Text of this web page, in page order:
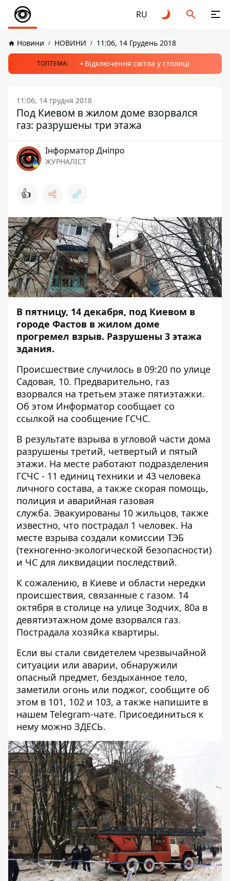
RU
Новини НОВИНИ 11:06, 14 Грудень 2018
ТОПТЕМА: Відключення світла у столиці
11:06, 14 грудня 2018
Под Киевом в жилом доме взорвался
газ: разрушены три этажа
Інформатор Дніпро
ЖУРНАЛІСТ
👍
В пятницу, 14 декабря, под Киевом в
городе Фастов в жилом доме
прогремел взрыв. Разрушены 3 этажа
здания.
Происшествие случилось в 09:20 по улице
Садовая, 10. Предварительно, газ
взорвался на третьем этаже пятиэтажки.
Об этом Информатор сообщает со
ссылкой на сообщение ГСЧС.
В результате взрыва в угловой части дома
разрушены третий, четвертый и пятый
этажи. На месте работают подразделения
ГСЧС - 11 единиц техники и 43 человека
личного состава, а также скорая помощь,
полиция и аварийная газовая
служба. Эвакуированы 10 жильцов, также
известно, что пострадал 1 человек. На
месте взрыва создали комиссии ТЭБ
(техногенно-экологической безопасности)
и ЧС для ликвидации последствий.
К сожалению, в Киеве и области нередки
происшествия, связанные с газом. 14
октября в столице на улице Зодчих, 80а в
девятиэтажном доме взорвался газ.
Пострадала хозяйка квартиры.
Если вы стали свидетелем чрезвычайной
ситуации или аварии, обнаружили
опасный предмет, бездыханное тело,
заметили огонь или поджог, сообщите об
этом в 101, 102 и 103, а также напишите в
нашем Telegram-чате. Присоединиться к
нему можно ЗДЕСЬ.